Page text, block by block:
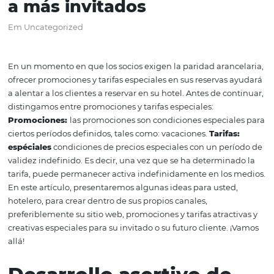
Cómo crear
tarifas especiales para
Em Uncategorized
En un momento en que los socios exigen la paridad
ofrecer promociones y tarifas especiales en sus reservas
a alentar a los clientes a reservar en su hotel. Antes de
distingamos entre promociones y tarifas especiales:
Promociones:las promociones son condiciones
ciertos períodos definidos, tales como: vacaciones.
espéciales
condiciones de precios especiales con un
validez indefinido. Es decir, una vez que se ha
En este artículo, presentaremos algunas ideas para